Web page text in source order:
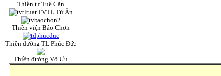
Thiền tự Tuệ Căn
TVTL Từ Ấn
Thiền viện Bảo Chơn
Thiền đường TL Phúc Đức
Thiền đường Vô Ưu